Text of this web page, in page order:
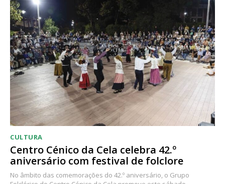
CULTURA
Centro Cénico da Cela celebra 42.º
aniversário com festival de folclore
No âmbito das comemorações do 42.º aniversário, o Grupo